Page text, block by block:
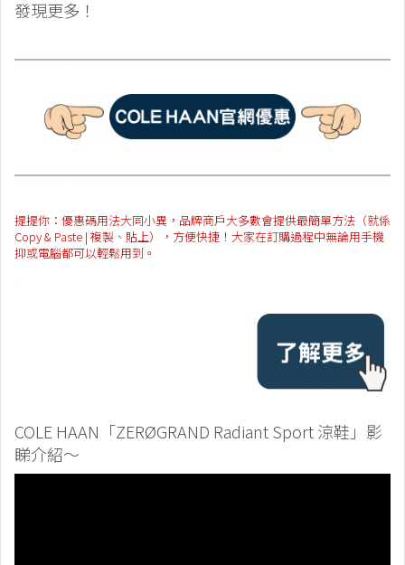
發現更多！
提提你：優惠碼用法大同小異，品牌商戶大多數會提供最簡單方法（就係
Copy & Paste | 複製、貼上），方便快捷！大家在訂購過程中無論用手機
抑或電腦都可以輕鬆用到。
COLE HAAN「ZERØGRAND Radiant Sport 涼鞋」影
睇介紹～